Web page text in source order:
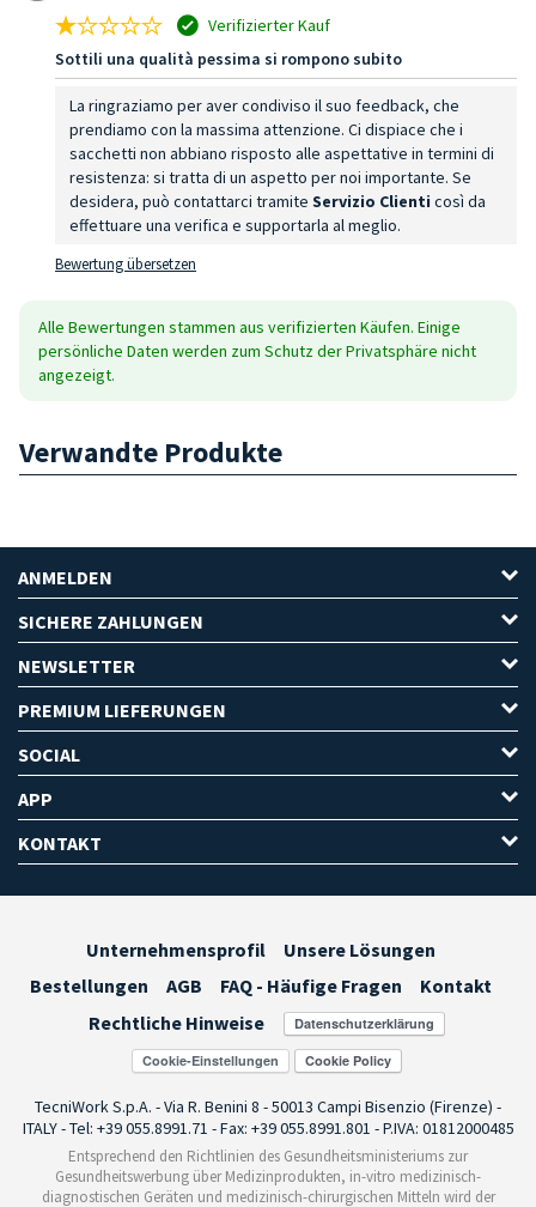
Verifizierter Kauf
Sottili una qualità pessima si rompono subito
La ringraziamo per aver condiviso il suo feedback, che
prendiamo con la massima attenzione. Ci dispiace che i
sacchetti non abbiano risposto alle aspettative in termini di
resistenza: si tratta di un aspetto per noi importante. Se
desidera, può contattarci tramite Servizio Clienti così da
effettuare una verifica e supportarla al meglio.
Bewertung übersetzen
Alle Bewertungen stammen aus verifizierten Käufen. Einige
persönliche Daten werden zum Schutz der Privatsphäre nicht
angezeigt.
Verwandte Produkte
ANMELDEN
SICHERE ZAHLUNGEN
NEWSLETTER
PREMIUM LIEFERUNGEN
SOCIAL
APP
KONTAKT
Unternehmensprofil
Unsere Lösungen
Bestellungen
AGB FAQ - Häufige Fragen
Kontakt
Rechtliche Hinweise
Cookie-Einstellungen
TecniWork S.p.A. - Via R. Benini 8 - 50013 Campi Bisenzio (Firenze) -
ITALY - Tel: +39 055.8991.71 - Fax: +39 055.8991.801 - P.IVA: 01812000485
Entsprechend den Richtlinien des Gesundheitsministeriums zur
Gesundheitswerbung über Medizinprodukten, in-vitro medizinisch-
diagnostischen Geräten und medizinisch-chirurgischen Mitteln wird der